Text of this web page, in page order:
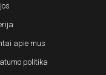
apie mus
politika